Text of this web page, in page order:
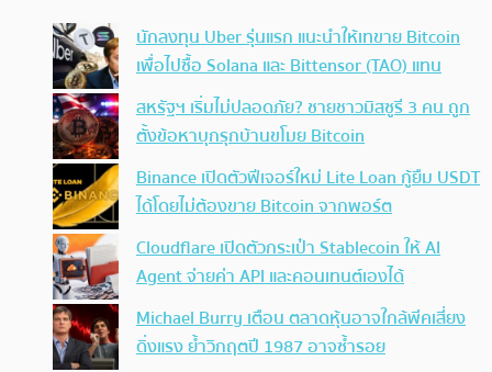
นักลงทุน Uber รุ่นแรก แนะนำให้เทขาย Bitcoin
เพื่อไปซื้อ Solana และ Bittensor (TAO) แทน
สหรัฐฯ เริ่มไม่ปลอดภัย? ชายชาวมิสซูรี 3 คน ถูก
ตั้งข้อหาบุกรุกบ้านขโมย Bitcoin
Binance เปิดตัวฟีเจอร์ใหม่ Lite Loan กู้ยืม USDT
ได้โดยไม่ต้องขาย Bitcoin จากพอร์ต
Cloudflare เปิดตัวกระเป๋า Stablecoin ให้ AI
Agent จ่ายค่า API และคอนเทนต์เองได้
Michael Burry เตือน ตลาดหุ้นอาจใกล้พีคเสี่ยง
ดิ่งแรง ย้ำวิกฤตปี 1987 อาจซ้ำรอย